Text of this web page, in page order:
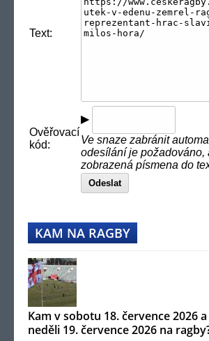
Text:
Ověřovací
kód:
▶
Ve snaze zabránit
odesílání je požadováno,
zobrazená písmena do
Odeslat
KAM NA RAGBY
Kam v sobotu 18. července 2026
neděli 19. července 2026 na